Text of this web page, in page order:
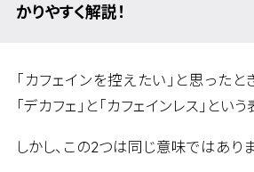
かりやすく解説！
「カフェインを控えたい」と思ったと
「デカフェ」と「カフェインレス」という
しかし、この2つは同じ意味ではあり